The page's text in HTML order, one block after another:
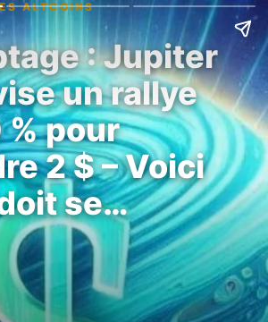
ALTCOINS
: Jupiter
un rallye
pour
2 $ – Voici
se…